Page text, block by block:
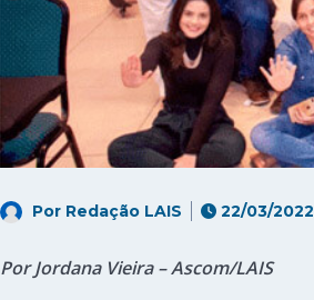
Por Redação LAIS 22/03/2022
Por Jordana Vieira – Ascom/LAIS